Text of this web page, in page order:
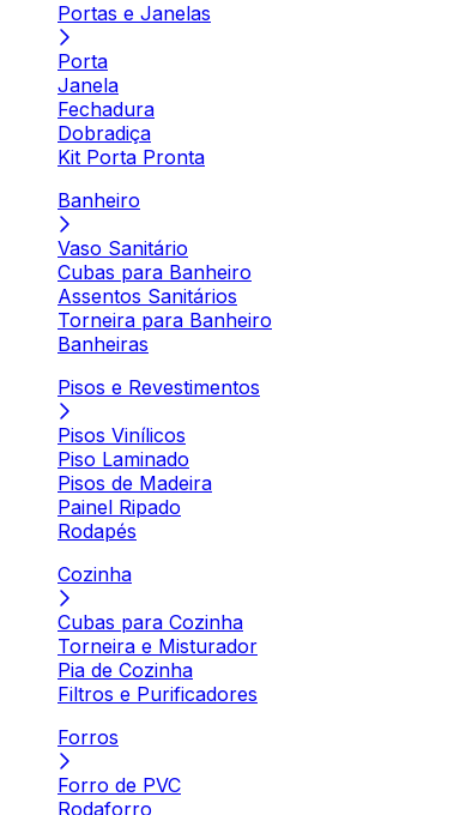
Portas e Janelas
Porta
Janela
Fechadura
Dobradiça
Kit Porta Pronta
Banheiro
Vaso Sanitário
Cubas para Banheiro
Assentos Sanitários
Torneira para Banheiro
Banheiras
Pisos e Revestimentos
Pisos Vinílicos
Piso Laminado
Pisos de Madeira
Painel Ripado
Rodapés
Cozinha
Cubas para Cozinha
Torneira e Misturador
Pia de Cozinha
Filtros e Purificadores
Forros
Forro de PVC
Rodaforro